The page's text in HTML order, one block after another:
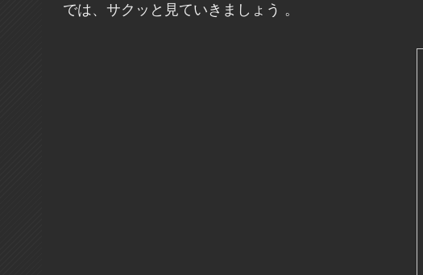
では、サクッと見ていきましょう 。